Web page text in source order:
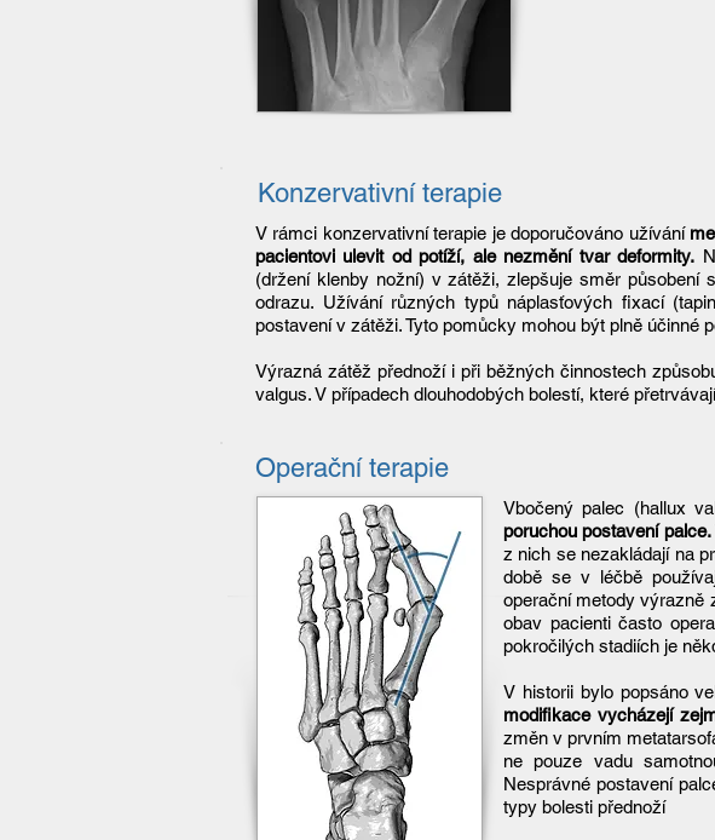
Konzervativní terapie
V rámci konzervativní terapie je doporučováno užívání
pacientovi ulevit od potíží, ale nezmění tvar deformity.
(držení klenby nožní) v zátěži, zlepšuje směr
odrazu. Užívání různých typů náplasťových fixací
postavení v zátěži. Tyto pomůcky mohou být plně účinné
Výrazná zátěž přednoží i při běžných činnostech
valgus. V případech dlouhodobých bolestí, které
Operační terapie
Vbočený palec (hallux
poruchou postavení palce.
z nich se nezakládají na
době se v léčbě
operační metody výrazně
obav pacienti často
pokročilých stadiích je
V historii bylo popsáno
modifikace vycházejí
změn v prvním
ne pouze vadu
Nesprávné postavení
typy bolesti přednoží